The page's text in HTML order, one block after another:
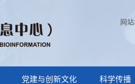
网
党建与创新文化 科学传播